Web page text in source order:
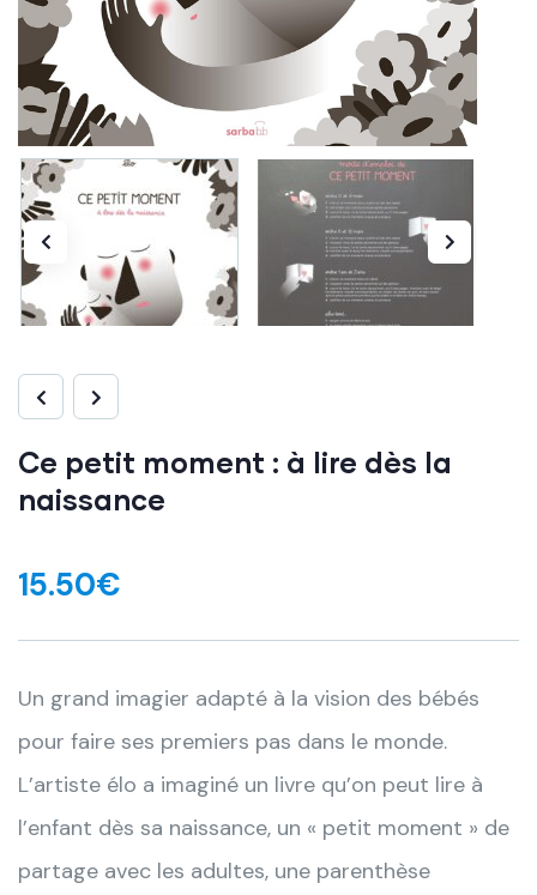
Ce petit moment : à lire dès la
naissance
15.50€
Un grand imagier adapté à la vision des bébés
pour faire ses premiers pas dans le monde.
L’artiste élo a imaginé un livre qu’on peut lire à
l’enfant dès sa naissance, un « petit moment » de
partage avec les adultes, une parenthèse